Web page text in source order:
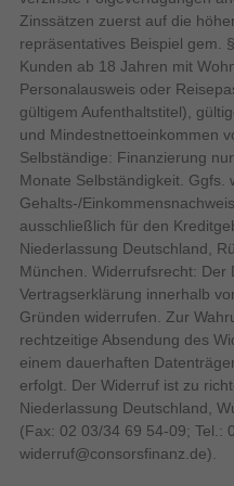
Produkttyp
Beleuchtungs-LED
Gehäusematerial
Produktfarbe
Schutzfunktion
Energie
Energiequelle
USB Power Delivery
Akku-/Batterietyp
Akku-/Batteriespannung 7,2
Batteriekapazität
Bluetooth-Sender-Leistung -2
Zinssätzen zuerst auf die
repräsentatives Beispiel gem.
Kunden ab 18 Jahren mit
Personalausweis oder
gültigem Aufenthaltstitel),
und Mindestnettoeinkommen
Selbständige: Finanzierung
Monate Selbständigkeit. Ggfs.
Gehalts-/
ausschließlich für den
Niederlassung Deutschland,
München. Widerrufsrecht: Der
Vertragserklärung innerhalb
Gründen widerrufen. Zur
rechtzeitige Absendung des
einem dauerhaften
erfolgt. Der Widerruf ist zu
Niederlassung Deutschland,
(Fax: 02 03/34 69 54-09; Tel.:
widerruf@consorsfinanz.de).